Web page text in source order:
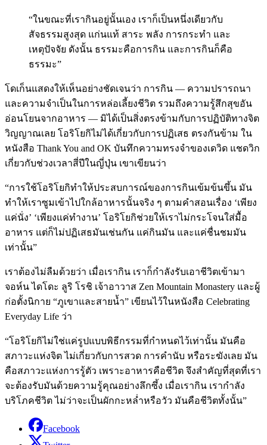
“ในขณะที่เรากินอยู่นั้นเอง เราก็เป็นหนึ่งเดียวกับ
สัจธรรมสูงสุด แก่นแท้ สาระ พลัง การกระทำ และ
เหตุปัจจัย ดังนั้น ธรรมะคือการกิน และการกินก็คือ
ธรรมะ”
โดเก็นแสดงให้เห็นอย่างชัดเจนว่า การกิน — ความปรารถนา
และความจำเป็นในการหล่อเลี้ยงชีวิต รวมถึงความรู้สึกสุขอัน
อ่อนโยนจากอาหาร — มิได้เป็นสิ่งตรงข้ามกับการปฏิบัติทางจิต
วิญญาณเลย โอริโยกิไม่ได้เกี่ยวกับการปฏิเสธ ตรงกันข้าม ใน
หนังสือ Thank You and OK บันทึกความทรงจำของเดวิด แชดวิก
เกี่ยวกับช่วงเวลาสี่ปีในญี่ปุ่น เขาเขียนว่า
“การใช้โอริโยกิทำให้ประสบการณ์ของการกินเข้มข้นขึ้น มัน
ทำให้เราซูมเข้าไปใกล้อาหารนั้นจริง ๆ ตามคำสอนเรื่อง ‘เพียง
แค่นั่ง’ ‘เพียงแค่ทำงาน’ โอริโยกิช่วยให้เราไม่กระโจนใส่มื้อ
อาหาร แต่ก็ไม่ปฏิเสธมันเช่นกัน แค่กินมัน และแค่ชื่นชมมัน
เท่านั้น”
เราต้องไม่ลืมด้วยว่า เมื่อเรากิน เราก็กำลังรับเอาชีวิตเข้ามา
จอห์น ไดโดะ ลูริ โรชิ เจ้าอาวาส Zen Mountain Monastery และผู้
ก่อตั้งนิกาย “ภูเขาและสายน้ำ” เขียนไว้ในหนังสือ Celebrating
Everyday Life ว่า
“โอริโยกิไม่ใช่แค่รูปแบบพิธีกรรมที่กำหนดไว้เท่านั้น มันคือ
สภาวะแห่งจิต ไม่เกี่ยวกับการสวด การคำนับ หรือระฆังเลย มัน
คือสภาวะแห่งการรู้ตัว เพราะอาหารคือชีวิต จึงสำคัญที่สุดที่เรา
จะต้องรับมันด้วยความรู้คุณอย่างลึกซึ้ง เมื่อเรากิน เรากำลัง
บริโภคชีวิต ไม่ว่าจะเป็นผักกะหล่ำหรือวัว มันคือชีวิตทั้งนั้น”
Facebook